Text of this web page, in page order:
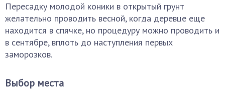
Пересадку молодой коники в открытый грунт
желательно проводить весной, когда деревце еще
находится в спячке, но процедуру можно проводить и
в сентябре, вплоть до наступления первых
заморозков.
Выбор места